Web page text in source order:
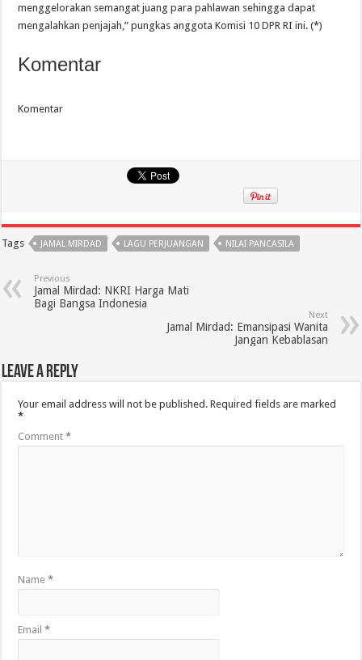
menggelorakan semangat juang para pahlawan sehingga dapat
mengalahkan penjajah,” pungkas anggota Komisi 10 DPR RI ini. (*)
Komentar
Komentar
Tags JAMAL MIRDAD LAGU PERJUANGAN NILAI PANCASILA
Previous
Jamal Mirdad: NKRI Harga Mati
Bagi Bangsa Indonesia
Next
Jamal Mirdad: Emansipasi Wanita
Jangan Kebablasan
Leave a Reply
Your email address will not be published. Required fields are marked
*
Comment*
Name*
Email*